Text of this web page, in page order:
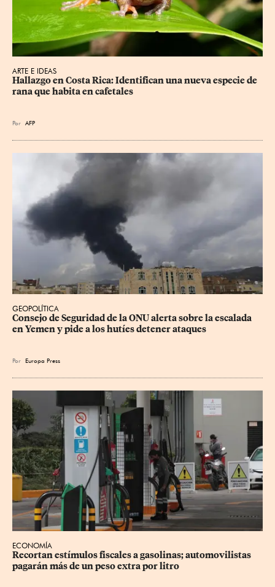
ARTE E IDEAS
Hallazgo en Costa Rica: Identifican una nueva especie de
rana que habita en cafetales
Por AFP
GEOPOLÍTICA
Consejo de Seguridad de la ONU alerta sobre la escalada
en Yemen y pide a los hutíes detener ataques
Por Europa Press
ECONOMÍA
Recortan estímulos fiscales a gasolinas; automovilistas
pagarán más de un peso extra por litro